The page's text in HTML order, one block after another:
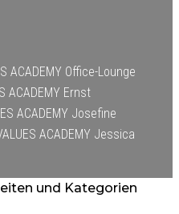
ACADEMY Office-Lounge
ACADEMY Ernst
ACADEMY Josefine
ACADEMY Jessica
und Kategorien